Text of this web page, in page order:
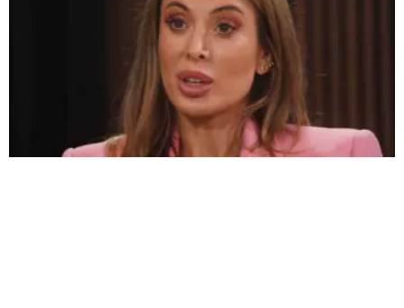
Tecnología
Turismo
Salud
Es viral